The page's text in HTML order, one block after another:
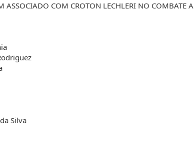
ASSOCIADO COM CROTON LECHLERI NO COMBATE A
Silva